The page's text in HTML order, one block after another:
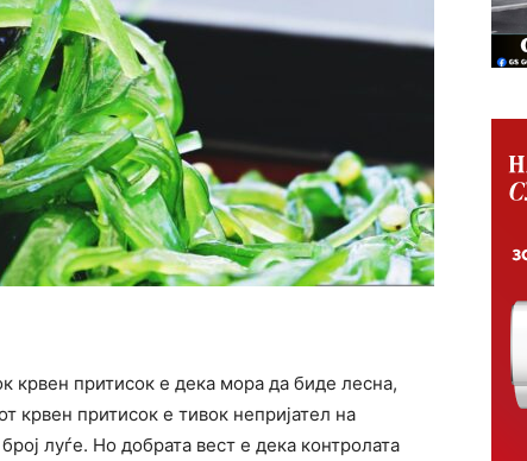
крвен притисок е дека мора да биде лесна,
крвен притисок е тивок непријател на
луѓе. Но добрата вест е дека контролата